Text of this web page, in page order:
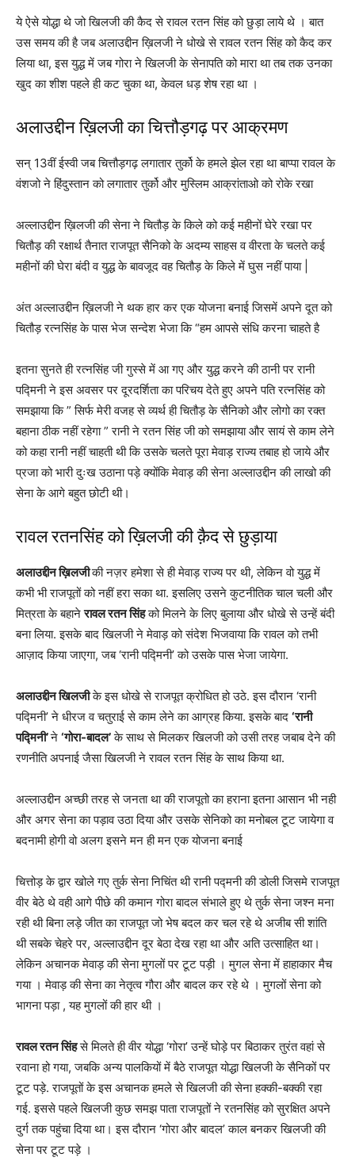
ये ऐसे योद्धा थे जो खिलजी की कैद से रावल रतन सिंह को छुड़ा लाये थे । बात
उस समय की है जब अलाउद्दीन ख़िलजी ने धोखे से रावल रतन सिंह को कैद कर
लिया था, इस युद्ध में जब गोरा ने खिलजी के सेनापति को मारा था तब तक उनका
खुद का शीश पहले ही कट चुका था, केवल धड़ शेष रहा था ।
अलाउद्दीन ख़िलजी का चित्तौड़गढ़ पर आक्रमण
सन् 13वीं ईस्वी जब चित्तौड़गढ़ लगातार तुर्को के हमले झेल रहा था बाप्पा रावल के
वंशजो ने हिंदुस्तान को लगातार तुर्को और मुस्लिम आक्रांताओ को रोके रखा
अल्लाउद्दीन ख़िलजी की सेना ने चितौड़ के किले को कई महीनों घेरे रखा पर
चितौड़ की रक्षार्थ तैनात राजपूत सैनिको के अदम्य साहस व वीरता के चलते कई
महीनों की घेरा बंदी व युद्ध के बावजूद वह चितौड़ के किले में घुस नहीं पाया |
अंत अल्लाउद्दीन ख़िलजी ने थक हार कर एक योजना बनाई जिसमें अपने दूत को
चितौड़ रत्नसिंह के पास भेज सन्देश भेजा कि “हम आपसे संधि करना चाहते है
इतना सुनते ही रत्नसिंह जी गुस्से में आ गए और युद्ध करने की ठानी पर रानी
पद्मिनी ने इस अवसर पर दूरदर्शिता का परिचय देते हुए अपने पति रत्नसिंह को
समझाया कि ” सिर्फ मेरी वजह से व्यर्थ ही चितौड़ के सैनिको और लोगो का रक्त
बहाना ठीक नहीं रहेगा ” रानी ने रतन सिंह जी को समझाया और सायं से काम लेने
को कहा रानी नहीं चाहती थी कि उसके चलते पूरा मेवाड़ राज्य तबाह हो जाये और
प्रजा को भारी दुःख उठाना पड़े क्योंकि मेवाड़ की सेना अल्लाउद्दीन की लाखो की
सेना के आगे बहुत छोटी थी।
रावल रतनसिंह को ख़िलजी की क़ैद से छुड़ाया
अलाउद्दीन ख़िलजीकी नज़र हमेशा से ही मेवाड़ राज्य पर थी, लेकिन वो युद्ध में
कभी भी राजपूतों को नहीं हरा सका था. इसलिए उसने कुटनीतिक चाल चली और
मित्रता के बहानेरावल रतन सिंहको मिलने के लिए बुलाया और धोखे से उन्हें बंदी
बना लिया. इसके बाद खिलजी ने मेवाड़ को संदेश भिजवाया कि रावल को तभी
आज़ाद किया जाएगा, जब ‘रानी पद्मिनी’ को उसके पास भेजा जायेगा.
अलाउद्दीन खिलजीके इस धोखे से राजपूत क्रोधित हो उठे. इस दौरान ‘रानी
पद्मिनी’ ने धीरज व चतुराई से काम लेने का आग्रह किया. इसके बाद ‘रानी
पद्मिनी’ने ‘गोरा-बादल’के साथ से मिलकर खिलजी को उसी तरह जबाब देने की
रणनीति अपनाई जैसा खिलजी ने रावल रतन सिंह के साथ किया था.
अल्लाउद्दीन अच्छी तरह से जनता था की राजपूतो का हराना इतना आसान भी नही
और अगर सेना का पड़ाव उठा दिया और उसके सेनिको का मनोबल टूट जायेगा व
बदनामी होगी वो अलग इसने मन ही मन एक योजना बनाई
चित्तोड़ के द्वार खोले गए तुर्क सेना निचिंत थी रानी पद्मनी की डोली जिसमे राजपूत
वीर बेठे थे वही आगे पीछे की कमान गोरा बादल संभाले हुए थे तुर्क सेना जश्न मना
रही थी बिना लड़े जीत का राजपूत जो भेष बदल कर चल रहे थे अजीब सी शांति
थी सबके चेहरे पर, अल्लाउद्दीन दूर बेठा देख रहा था और अति उत्साहित था।
लेकिन अचानक मेवाड़ की सेना मुगलों पर टूट पड़ी । मुगल सेना में हाहाकार मैच
गया । मेवाड़ की सेना का नेतृत्व गौरा और बादल कर रहे थे । मुगलों सेना को
भागना पड़ा , यह मुगलों की हार थी ।
रावल रतन सिंहसे मिलते ही वीर योद्धा ‘गोरा’ उन्हें घोड़े पर बिठाकर तुरंत वहां से
रवाना हो गया, जबकि अन्य पालकियों में बैठे राजपूत योद्धा खिलजी के सैनिकों पर
टूट पड़े. राजपूतों के इस अचानक हमले से खिलजी की सेना हक्की-बक्की रहा
गई. इससे पहले खिलजी कुछ समझ पाता राजपूतों ने रतनसिंह को सुरक्षित अपने
दुर्ग तक पहुंचा दिया था। इस दौरान ‘गोरा और बादल’ काल बनकर खिलजी की
सेना पर टूट पड़े ।